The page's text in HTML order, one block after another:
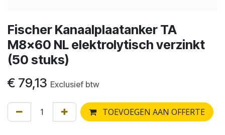
Fischer Kanaalplaatanker TA
M8x60 NL elektrolytisch verzinkt
(50 stuks)
€ 79,13 Exclusief btw
TOEVOEGEN AAN OFFERTE